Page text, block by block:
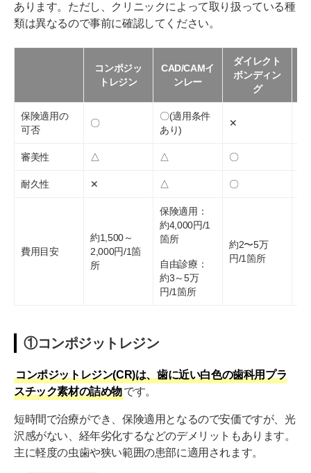
あります。ただし、クリニックによって取り扱っている種
類は異なるので事前に確認してください。
コンポジッ
トレジン
CAD/CAMイ
ンレー
ダイレクト
ボンディン
グ
保険適用の
可否
〇
〇(適用条件
あり)
✕
審美性 △ △ 〇
耐久性 ✕ △ 〇
費用目安
約1,500～
2,000円/1箇
所
保険適用：
約4,000円/1
箇所
自由診療：
約3～5万
円/1箇所
約2〜5万
円/1箇所
①コンポジットレジン
コンポジットレジン(CR)は、歯に近い白色の歯科用プラ
スチック素材の詰め物です。
短時間で治療ができ、保険適用となるので安価ですが、光
沢感がない、経年劣化するなどのデメリットもあります。
主に軽度の虫歯や狭い範囲の患部に適用されます。